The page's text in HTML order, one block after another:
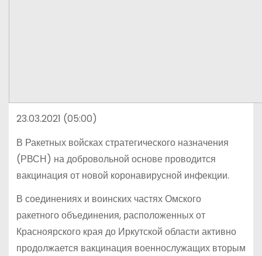
23.03.2021 (05:00)
В Ракетных войсках стратегического назначения
(РВСН) на добровольной основе проводится
вакцинация от новой коронавирусной инфекции.
В соединениях и воинских частях Омского
ракетного объединения, расположенных от
Красноярского края до Иркутской области активно
продолжается вакцинация военнослужащих вторым